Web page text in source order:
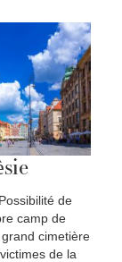
de
camp de
cimetière
de la